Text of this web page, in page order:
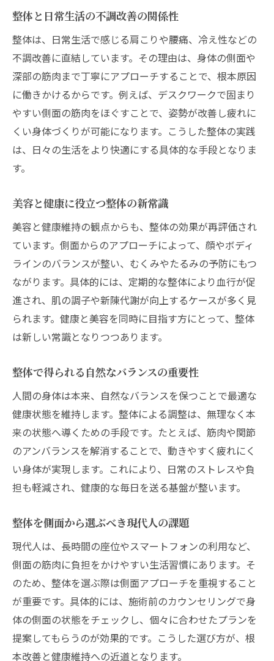
美容整体が女性の毎日に与える魅力
整体習慣がもたらす長期的な健康効果
根本改善を目指す方へ整体の効能解説
整体による慢性的な症状改善の手応え
側面アプローチが整体効果を高める理由
整体で生活習慣の見直しが進む仕組み
忙しい毎日に整体のリラクゼーション効果
整体が多忙な現代女性に必要な理由
整体による心身リラックスの実感方法
整体習慣がストレス軽減に与える影響
忙しい人でも気軽に通える整体の特徴
整体で日々の疲労をリセットするコツ
リラクゼーション重視の整体の選び方
整体でストレス解消を目指すための工夫
整体施術が心の緊張に与える変化とは
ストレス社会で選ばれる整体の理由
整体で得られる癒しと安心感の秘密
整体で実践するストレス対策の基本
整体が内側から美しさを引き出す理由
自然な美容を叶える整体の活用法
整体で実感できる健康美の特徴とは
整体による美と健康の両立を目指して
整体で変わる毎日の自分磨き習慣
整体の魅力を生活に取り入れるコツ
整体と日常生活の不調改善の関係性
整体は、日常生活で感じる肩こりや腰痛、冷え性などの
不調改善に直結しています。その理由は、身体の側面や
深部の筋肉まで丁寧にアプローチすることで、根本原因
に働きかけるからです。例えば、デスクワークで固まり
やすい側面の筋肉をほぐすことで、姿勢が改善し疲れに
くい身体づくりが可能になります。こうした整体の実践
は、日々の生活をより快適にする具体的な手段となりま
す。
美容と健康に役立つ整体の新常識
美容と健康維持の観点からも、整体の効果が再評価され
ています。側面からのアプローチによって、顔やボディ
ラインのバランスが整い、むくみやたるみの予防にもつ
ながります。具体的には、定期的な整体により血行が促
進され、肌の調子や新陳代謝が向上するケースが多く見
られます。健康と美容を同時に目指す方にとって、整体
は新しい常識となりつつあります。
整体で得られる自然なバランスの重要性
人間の身体は本来、自然なバランスを保つことで最適な
健康状態を維持します。整体による調整は、無理なく本
来の状態へ導くための手段です。たとえば、筋肉や関節
のアンバランスを解消することで、動きやすく疲れにく
い身体が実現します。これにより、日常のストレスや負
担も軽減され、健康的な毎日を送る基盤が整います。
整体を側面から選ぶべき現代人の課題
現代人は、長時間の座位やスマートフォンの利用など、
側面の筋肉に負担をかけやすい生活習慣にあります。そ
のため、整体を選ぶ際は側面アプローチを重視すること
が重要です。具体的には、施術前のカウンセリングで身
体の側面の状態をチェックし、個々に合わせたプランを
提案してもらうのが効果的です。こうした選び方が、根
本改善と健康維持への近道となります。